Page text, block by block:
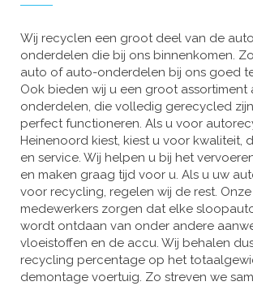
Wij recyclen een groot deel van de
onderdelen die bij ons binnenkomen.
auto of auto-onderdelen bij ons goed
Ook bieden wij u een groot assortiment
onderdelen, die volledig gerecycled
perfect functioneren. Als u voor
Heinenoord kiest, kiest u voor kwaliteit,
en service. Wij helpen u bij het
en maken graag tijd voor u. Als u uw
voor recycling, regelen wij de rest.
medewerkers zorgen dat elke
wordt ontdaan van onder andere
vloeistoffen en de accu. Wij behalen
recycling percentage op het
demontage voertuig. Zo streven we